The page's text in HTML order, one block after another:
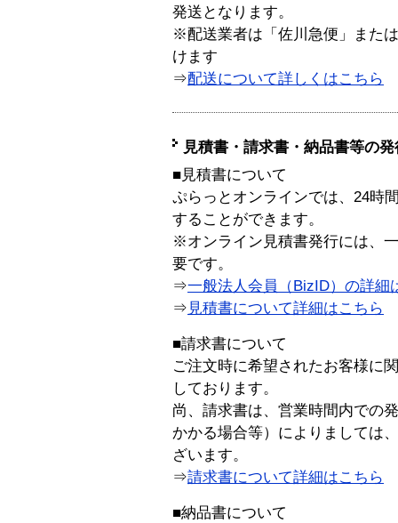
発送となります。
※配送業者は「佐川急便」また
けます
⇒配送について詳しくはこちら
見積書・請求書・納品書等の
■見積書について
ぷらっとオンラインでは、24時
することができます。
※オンライン見積書発行には、
要です。
⇒一般法人会員（BizID）の詳細
⇒ 見積書について詳細はこちら
■請求書について
ご注文時に希望されたお客様に
しております。
尚、請求書は、営業時間内での
かかる場合等）によりましては
ざいます。
⇒請求書について詳細はこちら
■納品書について